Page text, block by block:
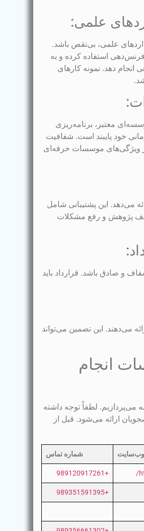
علمی، بی‌نقص باشد.
استفاده کرده و به
انجام دهد. نمونه کارهای
معتبر، برنامه‌ریزی
خود پایبند است. شفافیت
ویژگی‌های موسسات حرفه‌ای
می‌دهد. این پشتیبانی شامل
پژوهش و رفع مشکلات
و صادق باشد. قرارداد باید
می‌دهند. این تضمین می‌تواند
انجام
می‌پردازیم. لطفاً توجه داشته
ارائه می‌شود. قبل از
وب‌سایت شماره تماس
+989120917261
+989351591395